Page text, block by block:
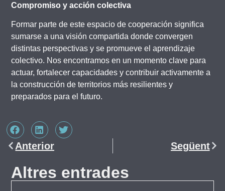
Compromiso y acción colectiva
Formar parte de este espacio de cooperación significa
sumarse a una visión compartida donde convergen
distintas perspectivas y se promueve el aprendizaje
colectivo. Nos encontramos en un momento clave para
actuar, fortalecer capacidades y contribuir activamente a
la construcción de territorios más resilientes y
preparados para el futuro.
Anterior Següent
Altres entrades